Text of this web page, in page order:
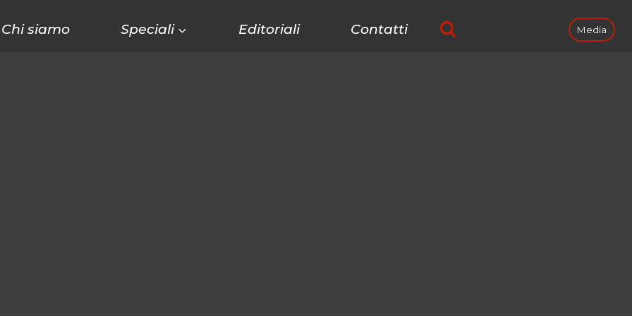
Chi siamo Speciali Editoriali Contatti Media